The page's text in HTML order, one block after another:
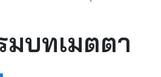
มบทเมตตา